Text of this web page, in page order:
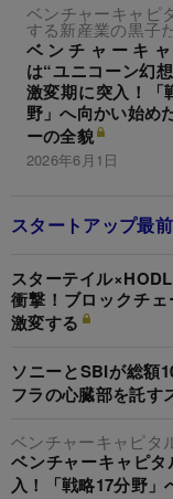
ベンチャーキャピ
する新産業の黒子
ベンチャーキ
は“ユニコーン幻
激変期に突入！「
野」へ向かい始め
ーの全貌
2026年6月1日
スタートアップ最
スターテイル
衝撃！ブロックチ
激変する
ソニーとSBIが総額
フラの心臓部を託す
ベンチャーキャピタ
ベンチャーキャピ
入！「戦略17分野